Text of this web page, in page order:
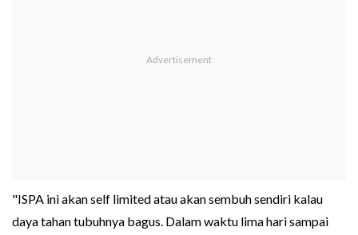
"ISPA ini akan self limited atau akan sembuh sendiri kalau
daya tahan tubuhnya bagus. Dalam waktu lima hari sampai